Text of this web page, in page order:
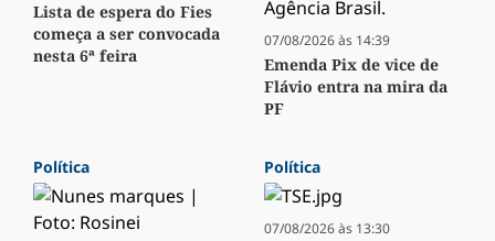
Lista de espera do Fies
começa a ser convocada
nesta 6ª feira
07/08/2026 às 14:39
Emenda Pix de vice de
Flávio entra na mira da
PF
Política Política
07/08/2026 às 13:30